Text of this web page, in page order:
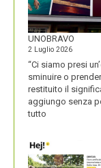
UNOBRAVO
2 Luglio 2026
“Ci siamo presi
sminuire o
restituito il
aggiungo senza
tutto